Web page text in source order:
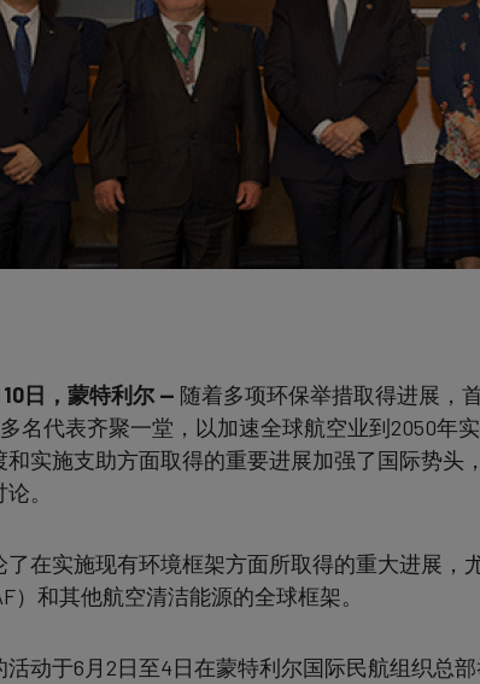
日，蒙特利尔 — 随着多项环保举措取得进展，
名代表齐聚一堂，以加速全球航空业到2050年
和实施支助方面取得的重要进展加强了国际势头
。
了在实施现有环境框架方面所取得的重大进展，
）和其他航空清洁能源的全球框架。
活动于6月2日至4日在蒙特利尔国际民航组织总